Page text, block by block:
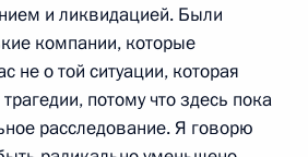
и ликвидацией. Были
компании, которые
о той ситуации, которая
потому что здесь пока
расследование. Я говорю